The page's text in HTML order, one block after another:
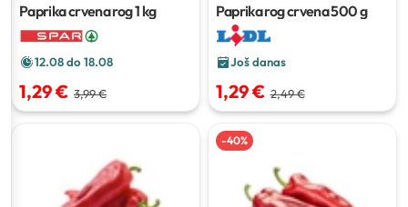
Paprika crvena rog1 kg
12.08 do 18.08
1,29 € 3,99 €
Paprika rog crvena500 g
Još danas
1,29 € 2,49 €
-40%